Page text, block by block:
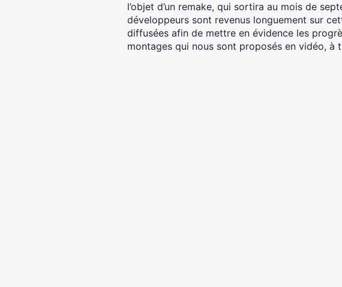
l’objet d’un remake, qui sortira au mois de
développeurs sont revenus longuement sur
diffusées afin de mettre en évidence les
montages qui nous sont proposés en vidéo, à